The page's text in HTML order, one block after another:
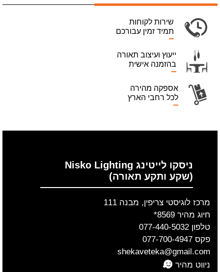
שירות לקוחות
תמיד זמין עבורכם
ייעוץ ועיצוב תאורה
בהזמנה אישית
אספקה מהירה
לכל רחבי הארץ
ניסקו לייטינג Nisko Lighting
(שקע ותקע תאורה)
מרכז לוגיסטי צריפין, מבנה 111
חיוג מהיר 8569*
טלפון 077-440-5032
פקס 077-700-4947
shekaveteka@gmail.com
ניווט מהיר